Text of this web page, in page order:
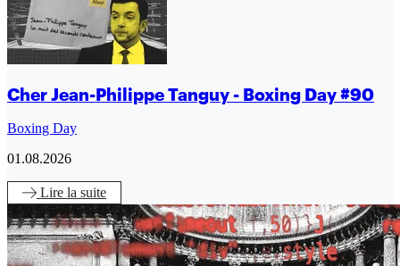
Cher Jean-Philippe Tanguy - Boxing Day #90
Boxing Day
01.08.2026
Lire la suite